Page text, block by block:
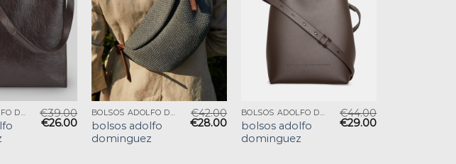
BOLSOS ADOLFO DOMINGUEZ €39.00
€26.00
BOLSOS ADOLFO DOMINGUEZ
bolsos adolfo
dominguez
€42.00
€28.00
BOLSOS ADOLFO DOMINGUEZ
bolsos adolfo
dominguez
€44.00
€29.00